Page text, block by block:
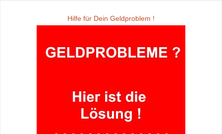
Hilfe für Dein Geldproblem !